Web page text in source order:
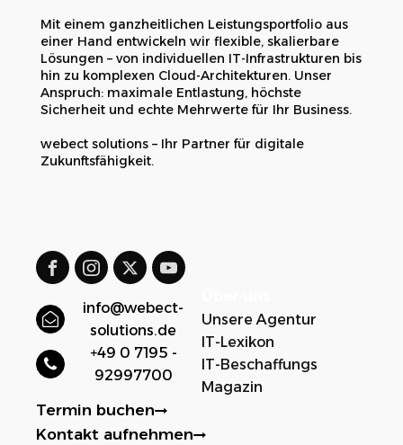
Mit einem ganzheitlichen Leistungsportfolio aus
einer Hand entwickeln wir flexible, skalierbare
Lösungen – von individuellen IT-Infrastrukturen bis
hin zu komplexen Cloud-Architekturen. Unser
Anspruch: maximale Entlastung, höchste
Sicherheit und echte Mehrwerte für Ihr Business.
webect solutions – Ihr Partner für digitale
Zukunftsfähigkeit.
info@webect-
solutions.de
+49 0 7195 -
92997700
Unsere Agentur
IT-Lexikon
IT-Beschaffungs
Magazin
Termin buchen
Kontakt aufnehmen